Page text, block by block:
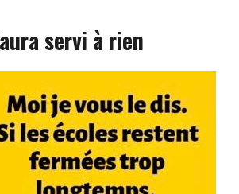
servi à rien